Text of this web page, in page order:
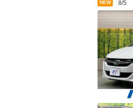
NEW 8/5